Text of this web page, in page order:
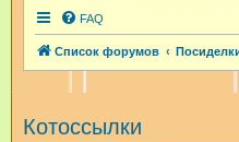
FAQ
Список форумов
Котоссылки